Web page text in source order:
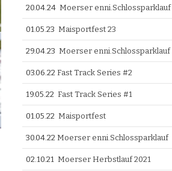
20.04.24Moerser enni.Schlossparklauf
01.05.23Maisportfest 23
29.04.23Moerser enni.Schlossparklauf
03.06.22Fast Track Series #2
19.05.22Fast Track Series #1
01.05.22Maisportfest
30.04.22Moerser enni.Schlossparklauf
02.10.21Moerser Herbstlauf 2021